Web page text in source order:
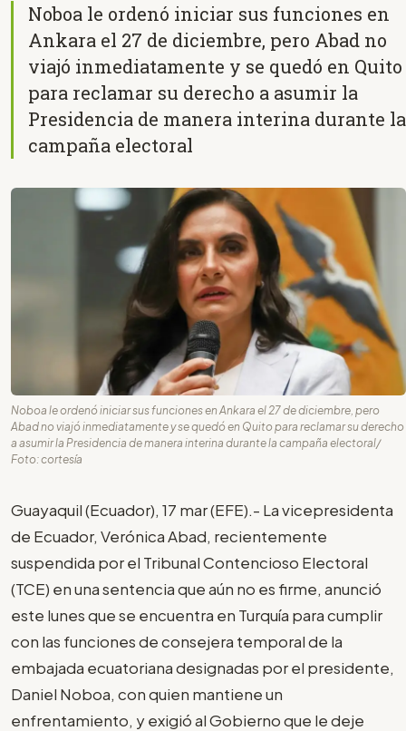
Noboa le ordenó iniciar sus funciones en
Ankara el 27 de diciembre, pero Abad no
viajó inmediatamente y se quedó en Quito
para reclamar su derecho a asumir la
Presidencia de manera interina durante la
campaña electoral
Noboa le ordenó iniciar sus funciones en Ankara el 27 de diciembre, pero
Abad no viajó inmediatamente y se quedó en Quito para reclamar su derecho
a asumir la Presidencia de manera interina durante la campaña electoral/
Foto: cortesía
Guayaquil (Ecuador), 17 mar (EFE).- La vicepresidenta
de Ecuador, Verónica Abad, recientemente
suspendida por el Tribunal Contencioso Electoral
(TCE) en una sentencia que aún no es firme, anunció
este lunes que se encuentra en Turquía para cumplir
con las funciones de consejera temporal de la
embajada ecuatoriana designadas por el presidente,
Daniel Noboa, con quien mantiene un
enfrentamiento, y exigió al Gobierno que le deje